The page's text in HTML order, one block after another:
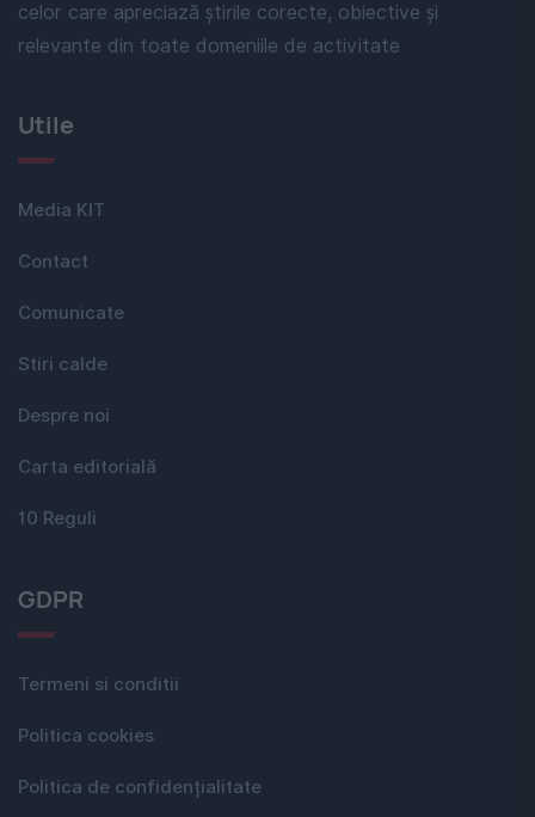
celor care apreciază știrile corecte, obiective și
relevante din toate domeniile de activitate
Utile
Media KIT
Contact
Comunicate
Stiri calde
Despre noi
Carta editorială
10 Reguli
GDPR
Termeni si conditii
Politica cookies
Politica de confidențialitate